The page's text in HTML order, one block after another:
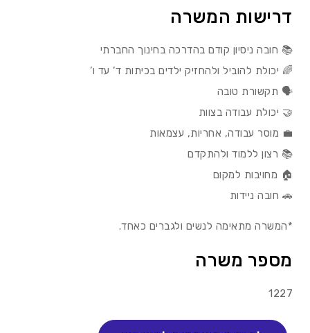
דרישות המשרה
📚 חובה ניסיון קודם בהדרכה בחינוך החברתי
🌈 יכולת להוביל ולהחזיק ילדים בכיתות ד’ עד ו’
🗣️ תקשורת טובה
🤝 יכולת עבודה בצוות
💼 מוסר עבודה, אחריות, עצמאות
📚 רצון ללמוד ולהתקדם
🏠 מחויבות למקום
🚗 חובה ניידות
*המשרה מתאימה לנשים ולגברים כאחד.
מספר משרה
1227